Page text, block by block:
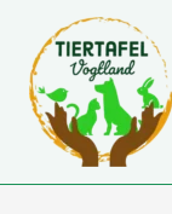
springen